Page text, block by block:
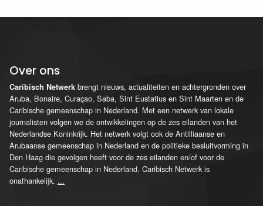
Over ons
Caribisch Netwerk brengt nieuws, actualiteiten en achtergronden over
Aruba, Bonaire, Curaçao, Saba, Sint Eustatius en Sint Maarten en de
Caribische gemeenschap in Nederland. Met een netwerk van lokale
journalisten volgen we de ontwikkelingen op de zes eilanden van het
Nederlandse Koninkrijk. Het netwerk volgt ook de Antilliaanse en
Arubaanse gemeenschap in Nederland en de politieke besluitvorming in
Den Haag die gevolgen heeft voor de zes eilanden en/of voor de
Caribische gemeenschap in Nederland. Caribisch Netwerk is
onafhankelijk. ...